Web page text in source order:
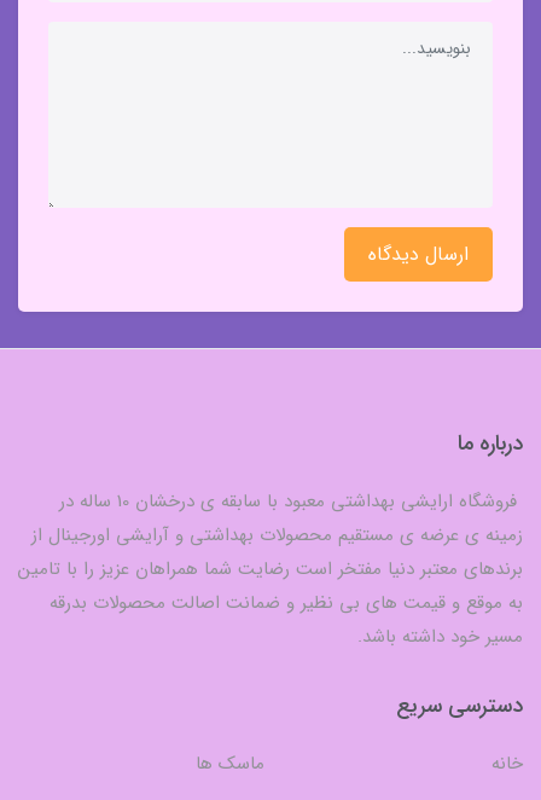
ارسال دیدگاه
درباره ما
فروشگاه ارایشی بهداشتی معبود با سابقه ی درخشان 10 ساله در
زمینه ی عرضه ی مستقیم محصولات بهداشتی و آرایشی اورجینال از
برندهای معتبر دنیا مفتخر است رضایت شما همراهان عزیز را با تامین
به موقع و قیمت های بی نظیر و ضمانت اصالت محصولات بدرقه
مسیر خود داشته باشد.
دسترسی سریع
خانه
ماسک ها